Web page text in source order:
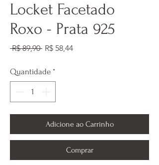
Locket Facetado
Roxo - Prata 925
R$ 89,90 Preço
R$ 58,44Preço
Quantidade *
Adicione ao Carrinho
Comprar